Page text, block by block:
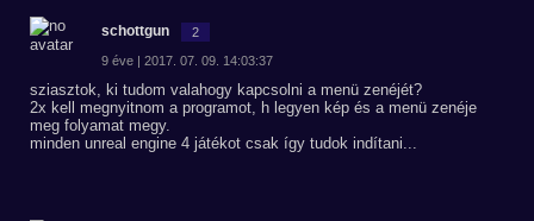
schottgun 2
9 éve | 2017. 07. 09. 14:03:37
sziasztok, ki tudom valahogy kapcsolni a menü zenéjét?
2x kell megnyitnom a programot, h legyen kép és a menü zenéje
meg folyamat megy.
minden unreal engine 4 játékot csak így tudok indítani...